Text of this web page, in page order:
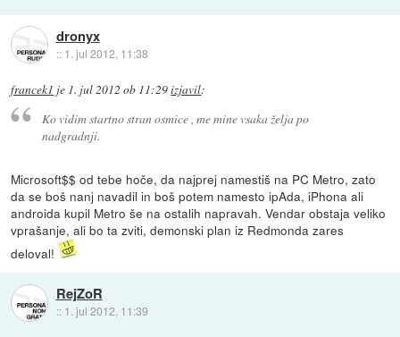
dronyx
:: 1. jul 2012, 11:38
francek1 je 1. jul 2012 ob 11:29izjavil:
Ko vidim startno stran osmice , me mine vsaka želja po
nadgradnji.
Microsoft$$ od tebe hoče, da najprej namestiš na PC Metro, zato
da se boš nanj navadil in boš potem namesto ipAda, iPhona ali
androida kupil Metro še na ostalih napravah. Vendar obstaja veliko
vprašanje, ali bo ta zviti, demonski plan iz Redmonda zares
deloval!
RejZoR
:: 1. jul 2012, 11:39